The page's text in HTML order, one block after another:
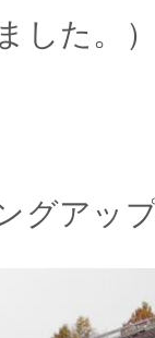
した。
グアッ